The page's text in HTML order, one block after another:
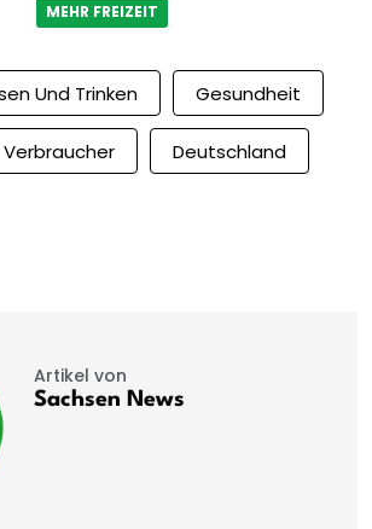
MEHR FREIZEIT
Und Trinken Gesundheit
Verbraucher Deutschland
Artikel von
Sachsen News